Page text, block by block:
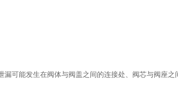
能发生在阀体与阀盖之间的连接处、阀芯与阀座之